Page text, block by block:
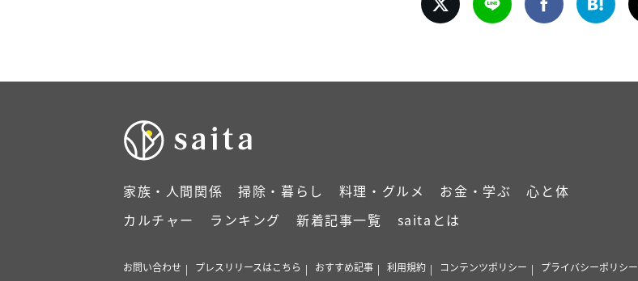
家族・人間関係 掃除・暮らし 料理・グルメ お金・学ぶ
心と体
カルチャー
ランキング 新着記事一覧 saitaとは
お問い合わせ プレスリリースはこちら おすすめ記事 利用規約 コンテンツポリシー プライバシーポリシー